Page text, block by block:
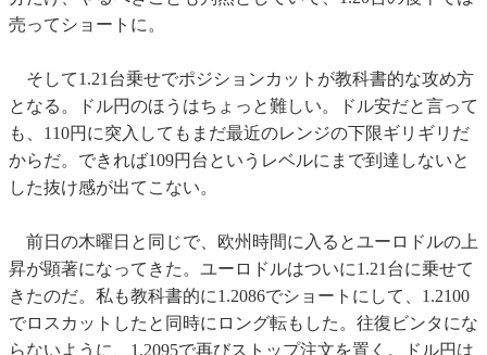
売ってショートに。
そして1.21台乗せでポジションカットが教科書的な攻め方
となる。ドル円のほうはちょっと難しい。ドル安だと言って
も、110円に突入してもまだ最近のレンジの下限ギリギリだ
からだ。できれば109円台というレベルにまで到達しないと
した抜け感が出てこない。
前日の木曜日と同じで、欧州時間に入るとユーロドルの上
昇が顕著になってきた。ユーロドルはついに1.21台に乗せて
きたのだ。私も教科書的に1.2086でショートにして、1.2100
でロスカットしたと同時にロング転もした。往復ビンタにな
らないように、1.2095で再びストップ注文を置く。ドル円は